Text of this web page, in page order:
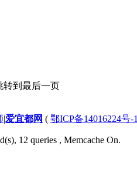
转到最后一页
|爱宜都网 ( 鄂ICP备14016224号-1
12 queries , Memcache On.